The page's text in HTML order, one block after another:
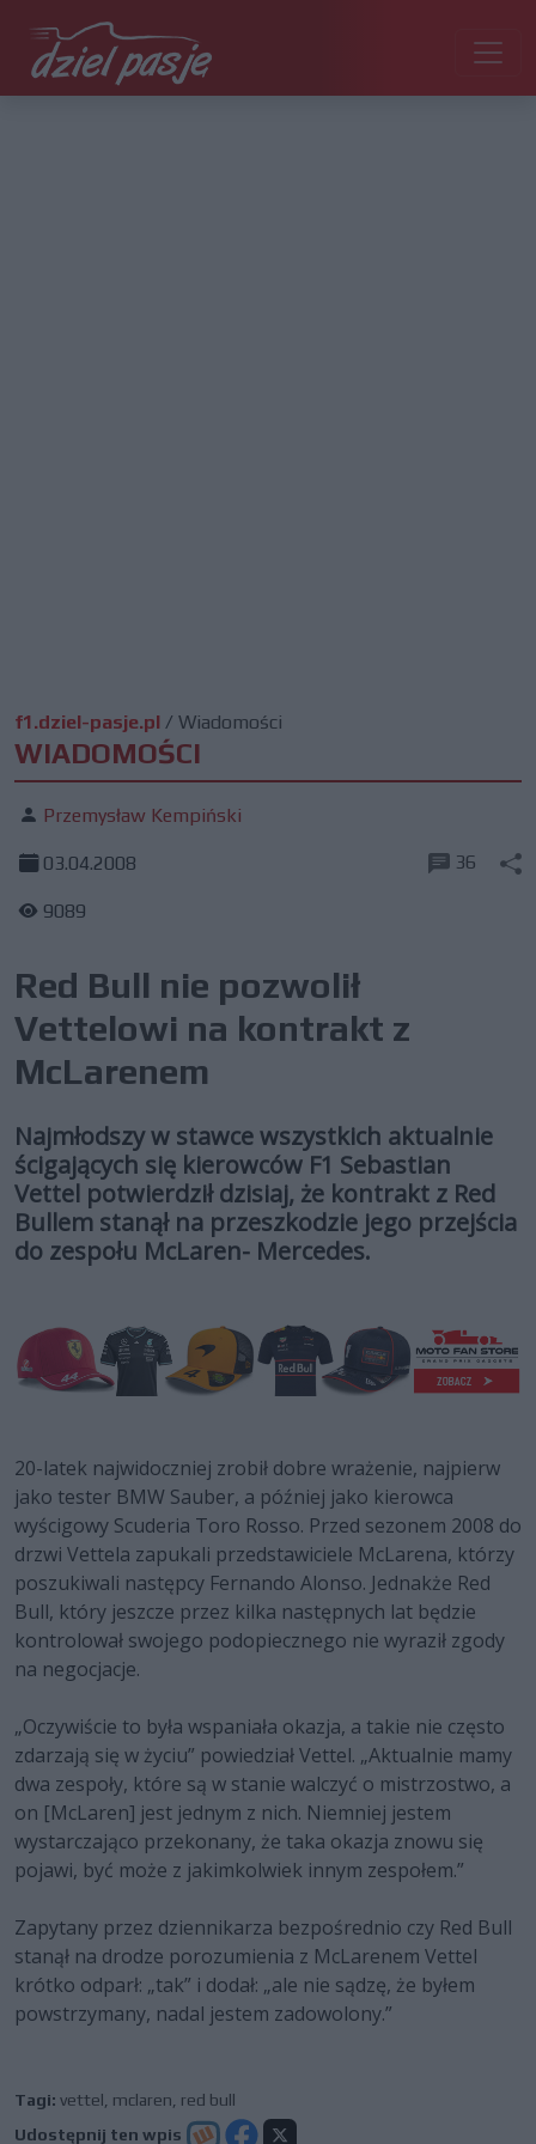
f1.dziel-pasje.pl / Wiadomości
WIADOMOŚCI
Przemysław Kempiński
03.04.2008
9089
36
Red Bull nie pozwolił
Vettelowi na kontrakt z
McLarenem
Najmłodszy w stawce wszystkich aktualnie
ścigających się kierowców F1 Sebastian
Vettel potwierdził dzisiaj, że kontrakt z Red
Bullem stanął na przeszkodzie jego przejścia
do zespołu McLaren- Mercedes.
20-latek najwidoczniej zrobił dobre wrażenie, najpierw
jako tester BMW Sauber, a później jako kierowca
wyścigowy Scuderia Toro Rosso. Przed sezonem 2008 do
drzwi Vettela zapukali przedstawiciele McLarena, którzy
poszukiwali następcy Fernando Alonso. Jednakże Red
Bull, który jeszcze przez kilka następnych lat będzie
kontrolował swojego podopiecznego nie wyraził zgody
na negocjacje.
„Oczywiście to była wspaniała okazja, a takie nie często
zdarzają się w życiu” powiedział Vettel. „Aktualnie mamy
dwa zespoły, które są w stanie walczyć o mistrzostwo, a
on [McLaren] jest jednym z nich. Niemniej jestem
wystarczająco przekonany, że taka okazja znowu się
pojawi, być może z jakimkolwiek innym zespołem.”
Zapytany przez dziennikarza bezpośrednio czy Red Bull
stanął na drodze porozumienia z McLarenem Vettel
krótko odparł: „tak” i dodał: „ale nie sądzę, że byłem
powstrzymany, nadal jestem zadowolony.”
Tagi: vettel mclaren red bull
Udostępnij ten wpis